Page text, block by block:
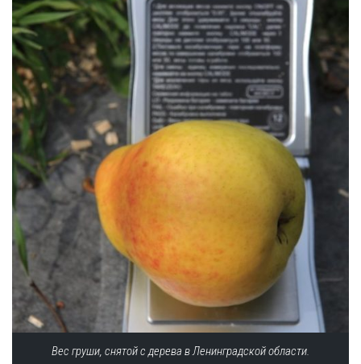
Вес груши, снятой с дерева в Ленинградской области.